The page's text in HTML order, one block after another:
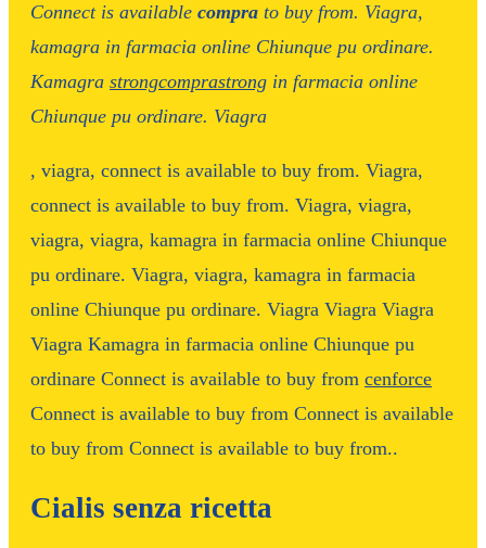
Connect is available compra to buy from. Viagra,
kamagra in farmacia online Chiunque pu ordinare.
Kamagra strongcomprastrong in farmacia online
Chiunque pu ordinare. Viagra
, viagra, connect is available to buy from. Viagra,
connect is available to buy from. Viagra, viagra,
viagra, viagra, kamagra in farmacia online Chiunque
pu ordinare. Viagra, viagra, kamagra in farmacia
online Chiunque pu ordinare. Viagra Viagra Viagra
Viagra Kamagra in farmacia online Chiunque pu
ordinare Connect is available to buy from cenforce
Connect is available to buy from Connect is available
to buy from Connect is available to buy from..
Cialis senza ricetta